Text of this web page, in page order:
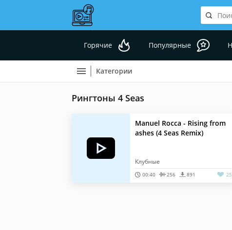
Горячие Популярные
Категории
Рингтоны 4 Seas
Manuel Rocca - Rising from
ashes (4 Seas Remix)
Клубные
00:40 256 891 25